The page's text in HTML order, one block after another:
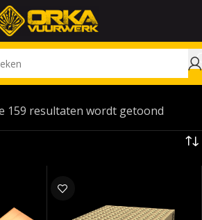
159 resultaten wordt getoond